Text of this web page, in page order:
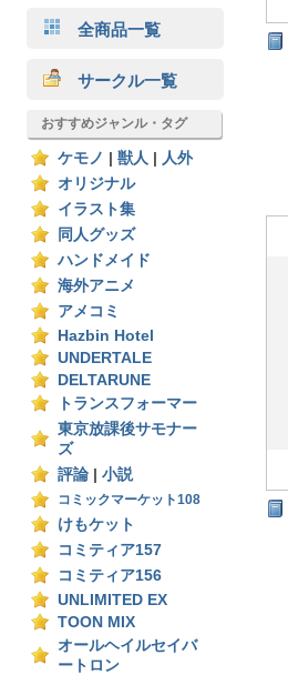
全商品一覧
サークル一覧
おすすめジャンル・タグ
ケモノ 獣人
人外
オリジナル
イラスト集
同人グッズ
ハンドメイド
海外アニメ
アメコミ
Hazbin Hotel
UNDERTALE
DELTARUNE
トランスフォーマー
東京放課後サモナー
ズ
評論
小説
コミックマーケット108
けもケット
コミティア157
コミティア156
UNLIMITED EX
TOON MIX
オールヘイルセイバ
ートロン